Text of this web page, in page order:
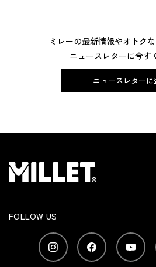
ミレーの最新情報やオトク
ニュースレターに今す
ニュースレターに
FOLLOW US